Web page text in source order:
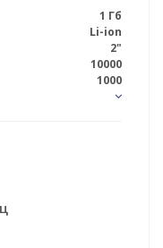
1 Гб
Li-ion
2"
10000
1000